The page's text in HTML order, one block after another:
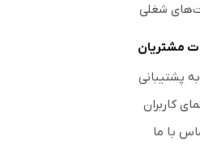
شغلی
مشتریان
پشتیبانی
کاربران
با ما